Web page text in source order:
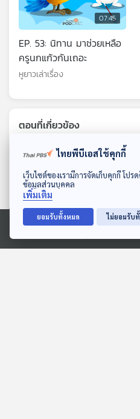
ดาวน์โหลด Thai PBS Podcast Application
Ⓒ 2020 องค์การกระจายเสียงและแพร่ภาพสาธารณะแ
07:45
EP. 53: นิทาน มาช่วยเหลือ
ครูนกแก้วกันเถอะ
หูยาวเล่าเรื่อง
ตอนที่เกี่ยวข้อง
ไทยพีบีเอสใช้คุกกี้
เว็บไซต์ของเรามีการจัดเก็บคุกกี้ โป
ข้อมูลส่วนบุคคล
เพิ่มเติม
ยอมรับทั้งหมด ไม่ยอมรับ